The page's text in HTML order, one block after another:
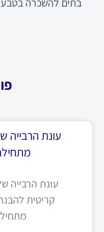
בתים להשכרה בטבעון
עונת הרבייה
עונת הרבייה
קריטית
מתחילה